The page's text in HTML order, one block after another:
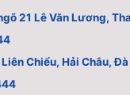
21 Lê Văn Lương,
Chiểu, Hải Châu, Đà